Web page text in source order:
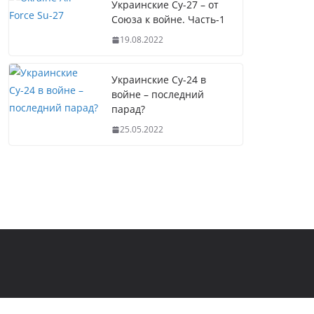
Украинские Су-27 – от
Союза к войне. Часть-1
19.08.2022
Украинские Су-24 в
войне – последний
парад?
25.05.2022